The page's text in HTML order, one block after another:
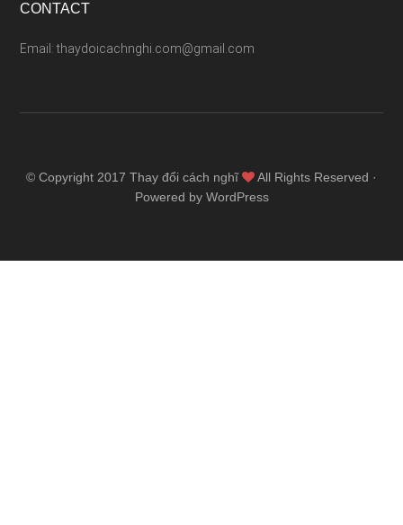
CONTACT
Email: thaydoicachnghi.com@gmail.com
© Copyright 2017 Thay đổi cách nghĩ
All Rights Reserved ·
Powered by WordPress